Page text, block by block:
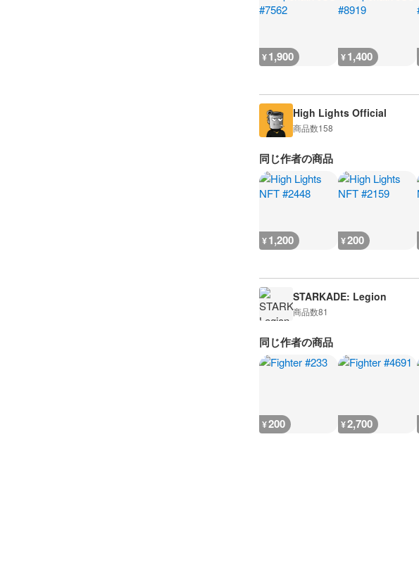
¥1,900 ¥1,400
High Lights Official
商品数158
同じ作者の商品
¥1,200 ¥200
STARKADE: Legion
商品数81
同じ作者の商品
¥200 ¥2,700